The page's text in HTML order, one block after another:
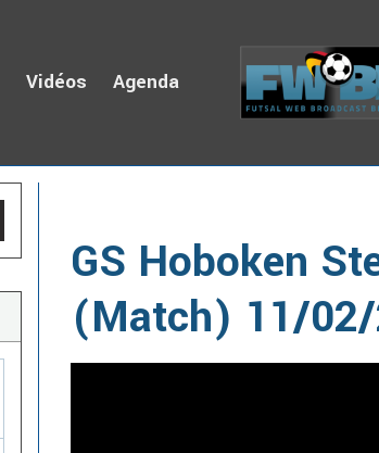
Vidéos Agenda
GS Hoboken
(Match) 11/